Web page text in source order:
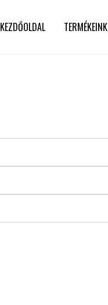
KEZDŐOLDAL TERMÉKEINK